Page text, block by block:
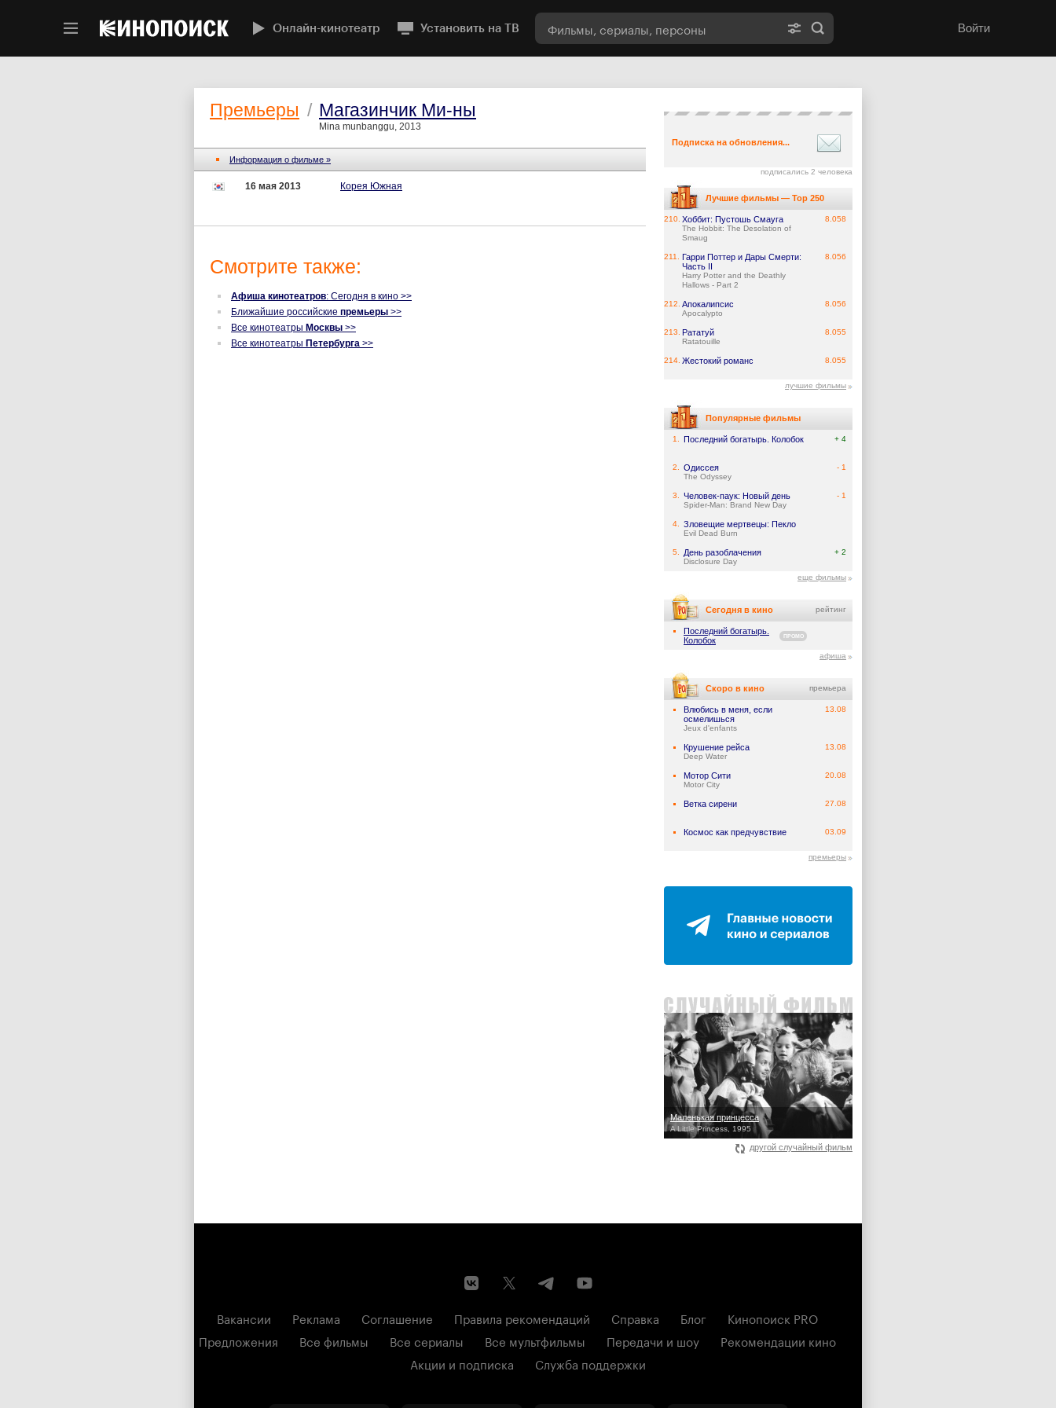
Онлайн-кинотеатр Установить на ТВ Войти
Премьеры / Магазинчик Ми-ны
Mina munbanggu, 2013
Информация о фильме »
16 мая 2013 Корея Южная
Смотрите также:
Афиша кинотеатров: Сегодня в кино >>
Ближайшие российские премьеры >>
Все кинотеатры Москвы >>
Все кинотеатры Петербурга >>
Подписка на обновления...
подписались 2 человека
Лучшие фильмы — Top 250
210. Хоббит: Пустошь Смауга
The Hobbit: The Desolation of
Smaug
8.058
211.
Гарри Поттер и Дары Смерти:
Часть II
Harry Potter and the Deathly
Hallows - Part 2
8.056
212. Апокалипсис
Apocalypto
8.056
213. Рататуй
Ratatouille
8.055
214. Жестокий романс 8.055
лучшие фильмы
Популярные фильмы
1. Последний богатырь. Колобок + 4
2. Одиссея
The Odyssey
- 1
3. Человек-паук: Новый день
Spider-Man: Brand New Day
- 1
4. Зловещие мертвецы: Пекло
Evil Dead Burn
5. День разоблачения
Disclosure Day
+ 2
еще фильмы
Сегодня в кино рейтинг
Последний богатырь.
Колобок
ПРОМО
афиша
Скоро в кино премьера
Влюбись в меня, если
осмелишься
Jeux d'enfants
13.08
Крушение рейса
Deep Water
13.08
Мотор Сити
Motor City
20.08
Ветка сирени 27.08
Космос как предчувствие 03.09
премьеры
Маленькая принцесса
A Little Princess, 1995
другой случайный фильм
Вакансии Реклама Соглашение Правила рекомендаций Справка Блог
Кинопоиск PRO
Предложения
Все фильмы Все сериалы Все мультфильмы Передачи и шоу
Рекомендации кино
Акции и подписка
Служба поддержки